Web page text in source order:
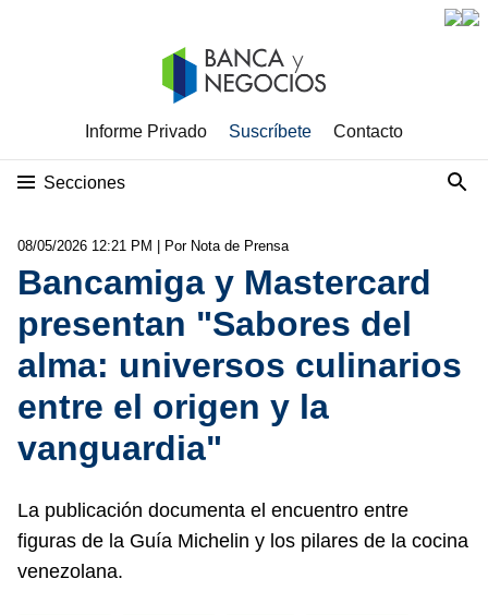
Informe Privado Suscríbete Contacto
Secciones
08/05/2026 12:21 PM | Por Nota de Prensa
Bancamiga y Mastercard
presentan "Sabores del
alma: universos culinarios
entre el origen y la
vanguardia"
La publicación documenta el encuentro entre
figuras de la Guía Michelin y los pilares de la cocina
venezolana.